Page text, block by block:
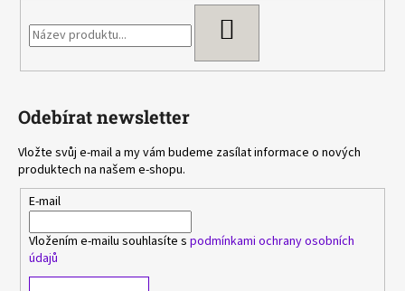
Odebírat newsletter
Vložte svůj e-mail a my vám budeme zasílat informace o nových
produktech na našem e-shopu.
E-mail
Vložením e-mailu souhlasíte s podmínkami ochrany osobních
údajů